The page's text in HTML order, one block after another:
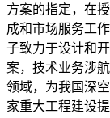
方案的指定，在
成和市场服务工
子致力于设计和
案，技术业务涉
领域，为我国深
家重大工程建设